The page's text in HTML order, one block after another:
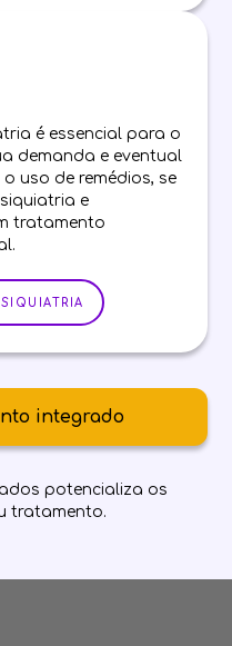
é essencial para o
demanda e eventual
uso de remédios, se
e
tratamento
integrado
potencializa os
tratamento.